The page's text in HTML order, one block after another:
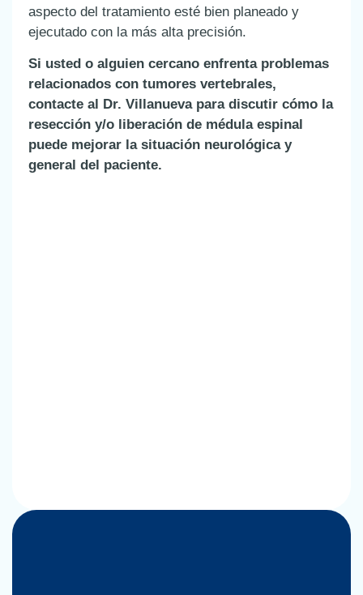
aspecto del tratamiento esté bien planeado y
ejecutado con la más alta precisión.
Si usted o alguien cercano enfrenta problemas
relacionados con tumores vertebrales,
contacte al Dr. Villanueva para discutir cómo la
resección y/o liberación de médula espinal
puede mejorar la situación neurológica y
general del paciente.